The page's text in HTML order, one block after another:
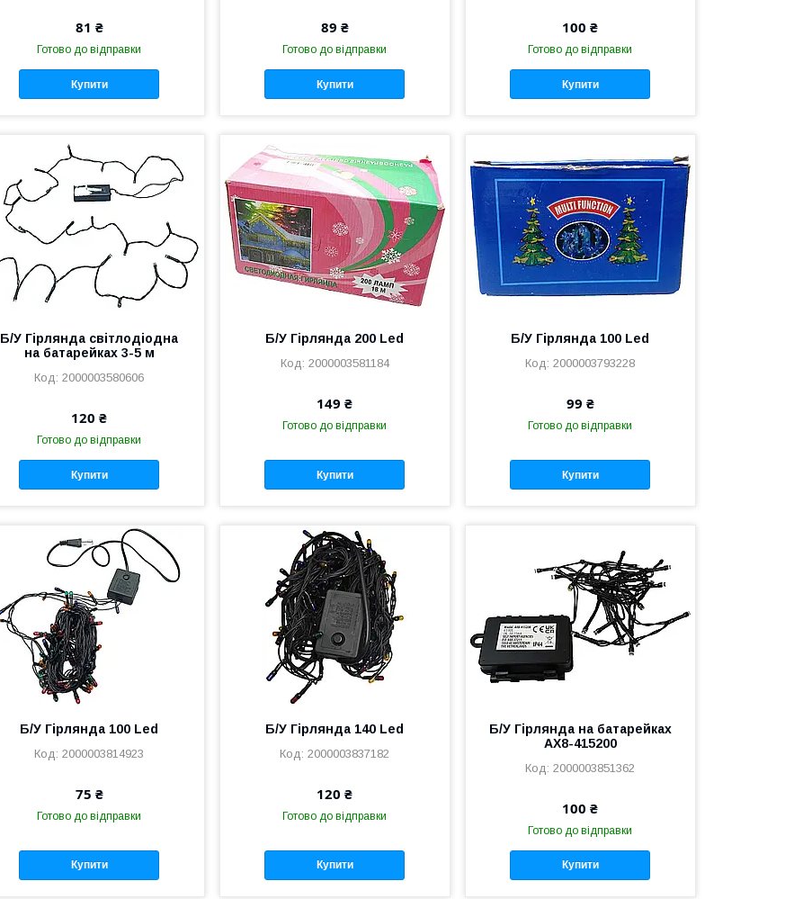
81 ₴
Готово до відправки
Купити
89 ₴
Готово до відправки
Купити
100 ₴
Готово до відправки
Купити
Б/У Гірлянда світлодіодна
на батарейках 3-5 м
2000003580606
120 ₴
Готово до відправки
Купити
Б/У Гірлянда 200 Led
2000003581184
149 ₴
Готово до відправки
Купити
Б/У Гірлянда 100 Led
2000003793228
99 ₴
Готово до відправки
Купити
Б/У Гірлянда 100 Led
2000003814923
75 ₴
Готово до відправки
Купити
Б/У Гірлянда 140 Led
2000003837182
120 ₴
Готово до відправки
Купити
Б/У Гірлянда на батарейках
AX8-415200
2000003851362
100 ₴
Готово до відправки
Купити